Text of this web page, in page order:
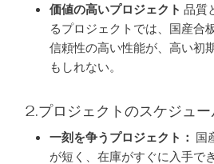
価値の高いプロジェクト 品質
るプロジェクトでは、国産合
信頼性の高い性能が、高い初
もしれない。
2.プロジェクトのスケジュー
一刻を争うプロジェクト： 国
が短く、在庫がすぐに入手で